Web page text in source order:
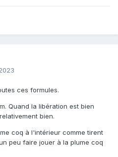
ces formules.
Quand la libération est bien
bien.
coq à l'intérieur comme tirent
peu faire jouer à la plume coq